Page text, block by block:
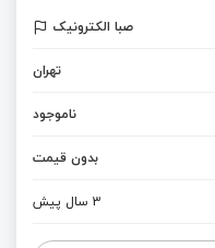
صبا الکترونیک
تهران
ناموجود
بدون قیمت
3 سال پیش